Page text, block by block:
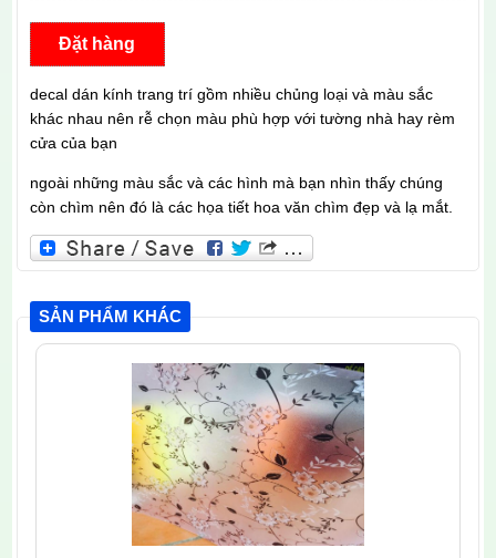
Đặt hàng
decal dán kính trang trí gồm nhiều chủng loại và màu sắc
khác nhau nên rễ chọn màu phù hợp với tường nhà hay rèm
cửa của bạn
ngoài những màu sắc và các hình mà bạn nhìn thấy chúng
còn chìm nên đó là các họa tiết hoa văn chìm đẹp và lạ mắt.
SẢN PHẨM KHÁC